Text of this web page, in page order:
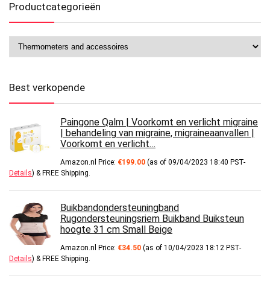
Productcategorieën
Best verkopende
Paingone Qalm | Voorkomt en verlicht migraine
| behandeling van migraine, migraineaanvallen |
Voorkomt en verlicht…
Amazon.nl Price: €199.00 (as of 09/04/2023 18:40 PST-
Details) & FREE Shipping.
Buikbandondersteuningband
Rugondersteuningsriem Buikband Buiksteun
hoogte 31 cm Small Beige
Amazon.nl Price: €34.50 (as of 10/04/2023 18:12 PST-
Details) & FREE Shipping.